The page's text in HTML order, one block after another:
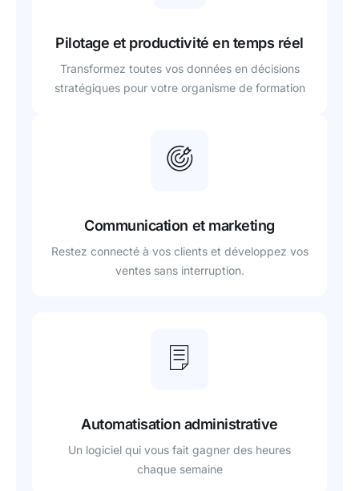
Pilotage et productivité en temps réel
Transformez toutes vos données en décisions
stratégiques pour votre organisme de formation
Communication et marketing
Restez connecté à vos clients et développez vos
ventes sans interruption.
Automatisation administrative
Un logiciel qui vous fait gagner des heures
chaque semaine